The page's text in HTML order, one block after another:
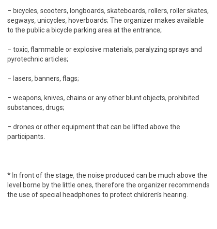
– bicycles, scooters, longboards, skateboards, rollers, roller skates,
segways, unicycles, hoverboards; The organizer makes available
to the public a bicycle parking area at the entrance;
– toxic, flammable or explosive materials, paralyzing sprays and
pyrotechnic articles;
– lasers, banners, flags;
– weapons, knives, chains or any other blunt objects, prohibited
substances, drugs;
– drones or other equipment that can be lifted above the
participants.
* In front of the stage, the noise produced can be much above the
level borne by the little ones, therefore the organizer recommends
the use of special headphones to protect children’s hearing.